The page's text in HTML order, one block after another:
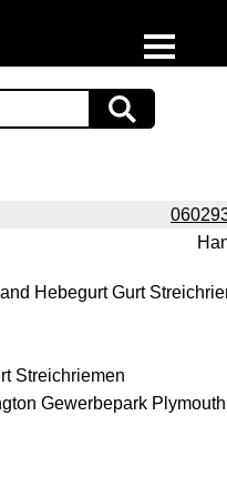
Hebegurt Gurt
Streichriemen
Gewerbepark